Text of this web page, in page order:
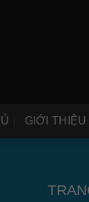
GIỚI THIỆU